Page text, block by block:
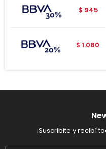
$ 945
$ 1.080
¡Suscribite y recibí